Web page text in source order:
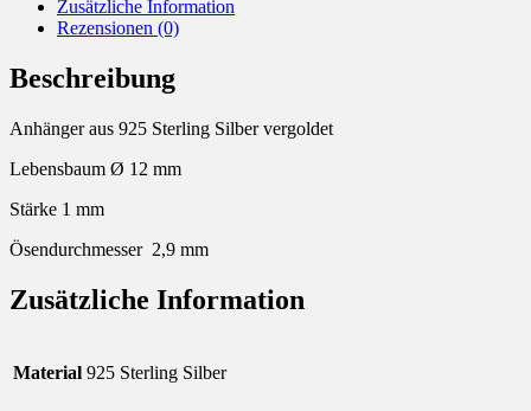
Zusätzliche Information
Rezensionen (0)
Beschreibung
Anhänger aus 925 Sterling Silber vergoldet
Lebensbaum Ø 12 mm
Stärke 1 mm
Ösendurchmesser 2,9 mm
Zusätzliche Information
Material 925 Sterling Silber